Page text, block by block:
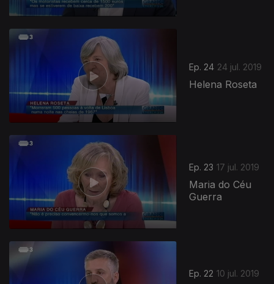
Ep. 24 24 jul. 2019
Helena Roseta
Ep. 23 17 jul. 2019
Maria do Céu
Guerra
Ep. 22 10 jul. 2019